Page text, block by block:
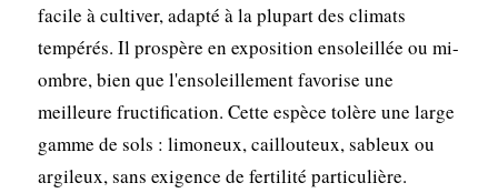
facile à cultiver, adapté à la plupart des climats
tempérés. Il prospère en exposition ensoleillée ou mi-
ombre, bien que l'ensoleillement favorise une
meilleure fructification. Cette espèce tolère une large
gamme de sols : limoneux, caillouteux, sableux ou
argileux, sans exigence de fertilité particulière.